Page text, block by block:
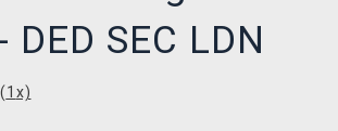
DED SEC LDN
(1 x)